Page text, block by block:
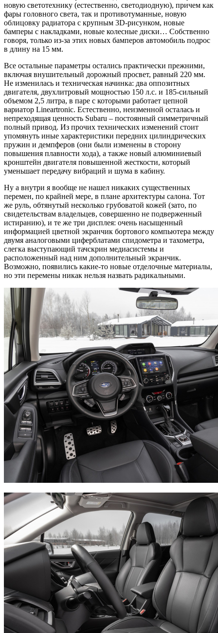
новую светотехнику (естественно, светодиодную), причем как
фары головного света, так и противотуманные, новую
облицовку радиатора с крупным 3D-рисунком, новые
бамперы с накладками, новые колесные диски… Собственно
говоря, только из-за этих новых бамперов автомобиль подрос
в длину на 15 мм.
Все остальные параметры остались практически прежними,
включая внушительный дорожный просвет, равный 220 мм.
Не изменилась и техническая начинка: два оппозитных
двигателя, двухлитровый мощностью 150 л.с. и 185-сильный
объемом 2,5 литра, в паре с которыми работает цепной
вариатор Lineartronic. Естественно, неизменной осталась и
непреходящая ценность Subaru – постоянный симметричный
полный привод. Из прочих технических изменений стоит
упомянуть иные характеристики передних цилиндрических
пружин и демпферов (они были изменены в сторону
повышения плавности хода), а также новый алюминиевый
кронштейн двигателя повышенной жесткости, который
уменьшает передачу вибраций и шума в кабину.
Ну а внутри я вообще не нашел никаких существенных
перемен, по крайней мере, в плане архитектуры салона. Тот
же руль, обтянутый несколько грубоватой кожей (зато, по
свидетельствам владельцев, совершенно не подверженный
истиранию), и те же три дисплея: очень насыщенный
информацией цветной экранчик бортового компьютера между
двумя аналоговыми циферблатами спидометра и тахометра,
слегка выступающий тачскрин медиасистемы и
расположенный над ним дополнительный экранчик.
Возможно, появились какие-то новые отделочные материалы,
но эти перемены никак нельзя назвать радикальными.